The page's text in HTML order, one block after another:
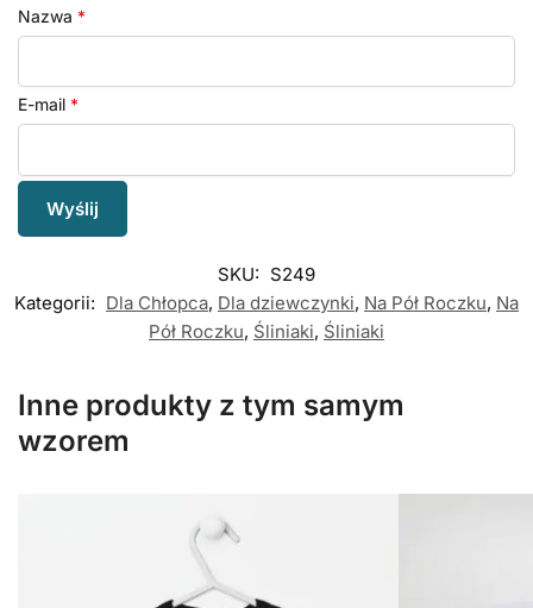
Nazwa *
E-mail *
SKU: S249
Kategorii: Dla Chłopca, Dla dziewczynki, Na Pół Roczku, Na
Pół Roczku, Śliniaki, Śliniaki
Inne produkty z tym samym
wzorem